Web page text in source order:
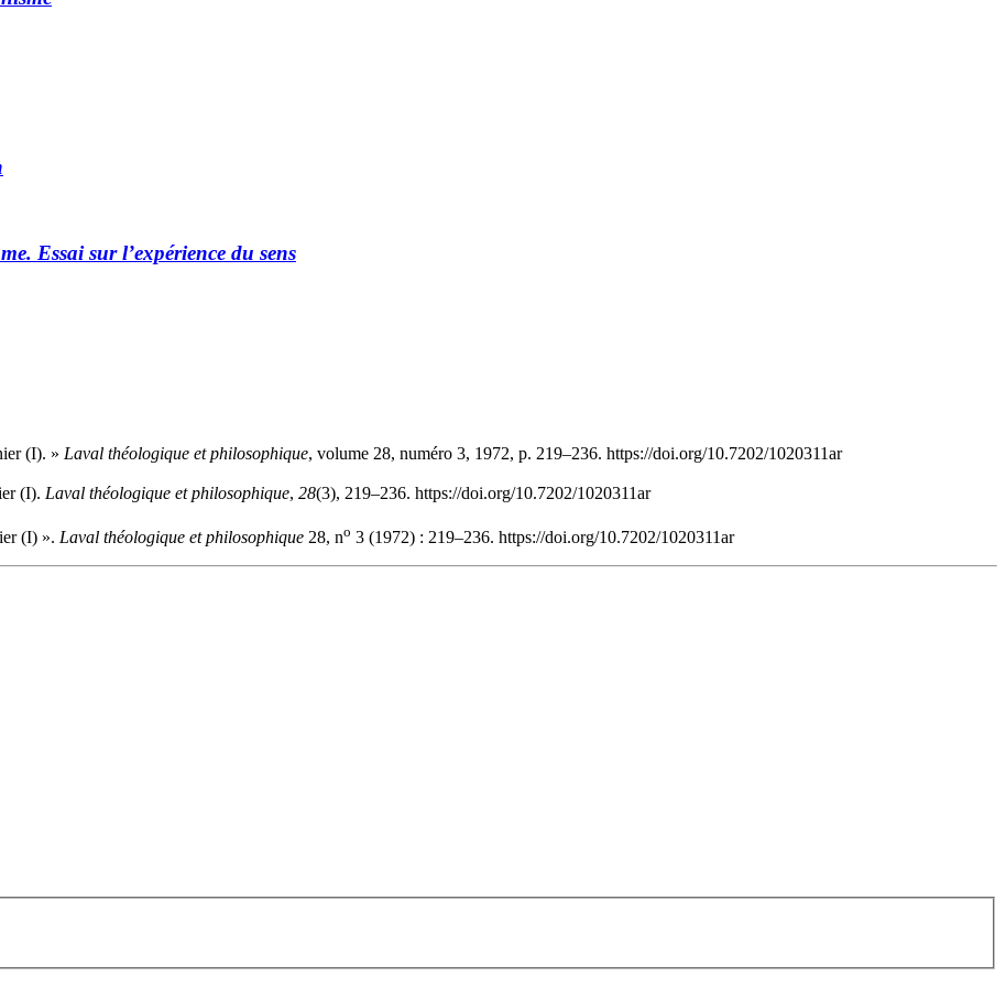
Essai sur l’expérience du sens
(I). » Laval théologique et philosophique, volume 28, numéro 3, 1972, p. 219–236. https://doi.org/10.7202/1020311ar
(I). Laval théologique et philosophique, 28(3), 219–236. https://doi.org/10.7202/1020311ar
(I) ». Laval théologique et philosophique 28, no 3 (1972) : 219–236. https://doi.org/10.7202/1020311ar